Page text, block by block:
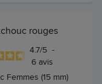
rouges
4.7/5 -
6avis
Femmes (15 mm)